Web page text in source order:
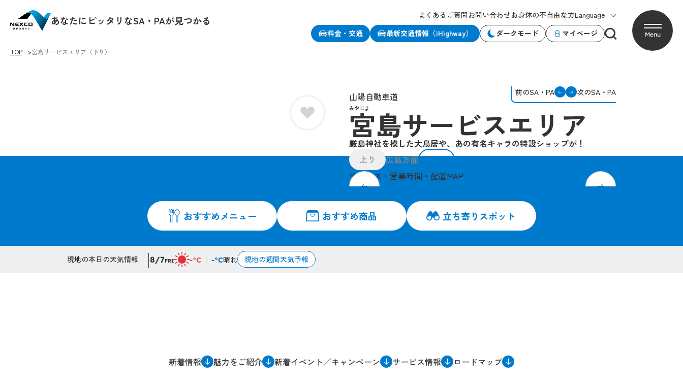
あなたにピッタリなSA・PAが見つかる よくあるご質問お問い合わせお身体の不自由な方Language
料金・交通
最新交通情報（iHighway） ダークモード マイページ Menu
TOP 宮島サービスエリア（下り）
山陽自動車道
宮島サービスエリア
みやじま
厳島神社を模した大鳥居や、あの有名キャラの特設ショップが！
上り
広島方面 下り
山口方面
サービス・営業時間・配置MAP
厳島神社の鳥居を模した大鳥居 NEXCO×ピクミンの期間
前のSA・PA 次のSA・PA
おすすめメニュー おすすめ商品 立ち寄りスポット
現地の本日の天気情報 8/7FRI -°C -°C晴れ 現地の週間天気予報
新着情報 魅力をご紹介 新着イベント／キャンペーン サービス情報 ロードマップ